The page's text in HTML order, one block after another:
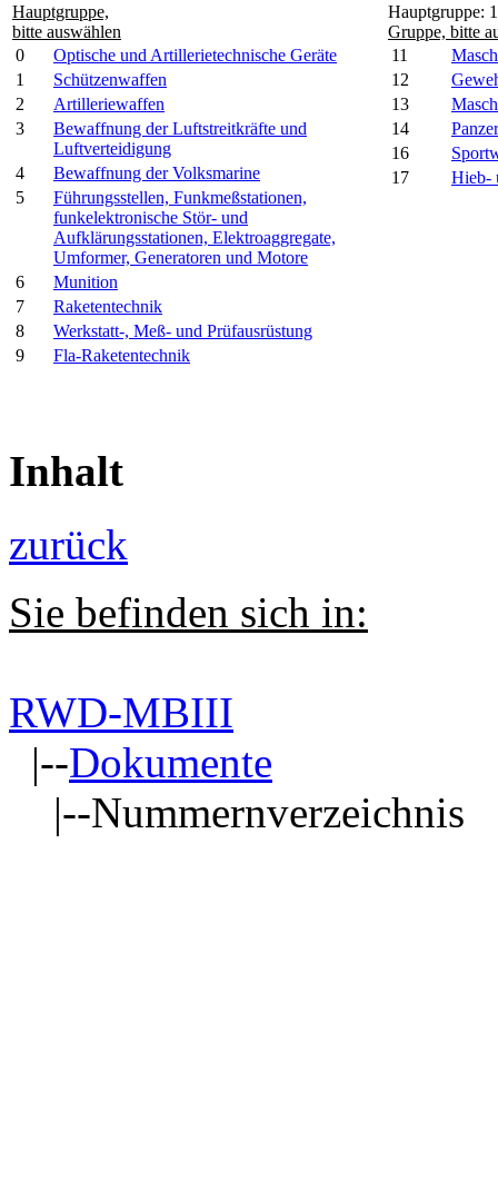
Hauptgruppe,
bitte auswählen
0
Optische und Artillerietechnische Geräte
1
Schützenwaffen
2
Artilleriewaffen
3
Bewaffnung der Luftstreitkräfte und
Luftverteidigung
4
Bewaffnung der Volksmarine
5
Führungsstellen, Funkmeßstationen,
funkelektronische Stör- und
Aufklärungsstationen, Elektroaggregate,
Umformer, Generatoren und Motore
6
Munition
7
Raketentechnik
8
Werkstatt-, Meß- und Prüfausrüstung
9
Fla-Raketentechnik
Hauptgruppe: 1
Gruppe, bitte
11
12
13
14
16
17
Hieb-
Inhalt
zurück
Sie befinden sich in:
RWD-MBIII
|--Dokumente
|--Nummernverzeichnis